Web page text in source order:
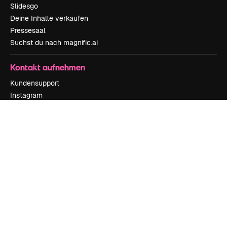
Slidesgo
Deine Inhalte verkaufen
Pressesaal
Suchst du nach magnific.ai
Kontakt aufnehmen
Kundensupport
Instagram